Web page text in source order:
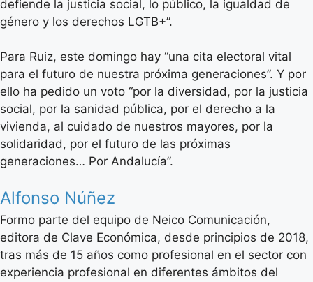
defiende la justicia social, lo público, la igualdad de
género y los derechos LGTB+”.
Para Ruiz, este domingo hay “una cita electoral vital
para el futuro de nuestra próxima generaciones”. Y por
ello ha pedido un voto “por la diversidad, por la justicia
social, por la sanidad pública, por el derecho a la
vivienda, al cuidado de nuestros mayores, por la
solidaridad, por el futuro de las próximas
generaciones… Por Andalucía”.
Alfonso Núñez
Formo parte del equipo de Neico Comunicación,
editora de Clave Económica, desde principios de 2018,
tras más de 15 años como profesional en el sector con
experiencia profesional en diferentes ámbitos del